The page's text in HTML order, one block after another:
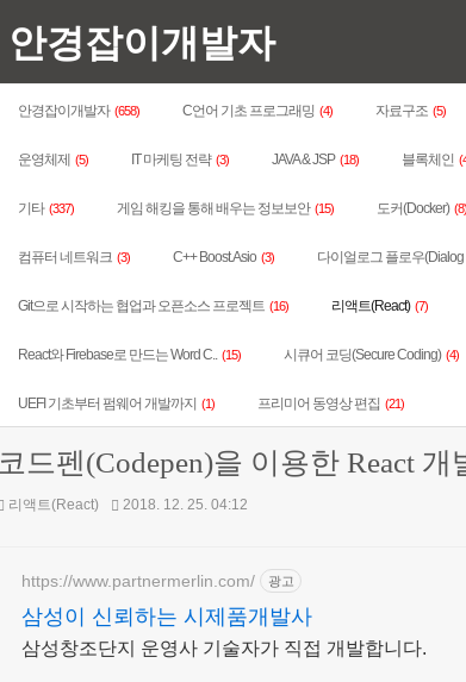
안경잡이개발자
안경잡이개발자 (658) C언어 기초 프로그래밍 (4) 자료구조 (5)
운영체제 (5) IT 마케팅 전략 (3) JAVA & JSP (18) 블록체인
기타 (337) 게임 해킹을 통해 배우는 정보보안 (15) 도커(Docker) (8)
컴퓨터 네트워크 (3) C++ Boost.Asio (3) 다이얼로그 플로우(Dialog
Git으로 시작하는 협업과 오픈소스 프로젝트 (16) 리액트(React) (7)
React와 Firebase로 만드는 Word C.. (15) 시큐어 코딩(Secure Coding) (4)
UEFI 기초부터 펌웨어 개발까지 (1) 프리미어 동영상 편집 (21)
코드펜(Codepen)을 이용한 React 개
리액트(React) 2018. 12. 25. 04:12
https://www.partnermerlin.com/ 광고
삼성이 신뢰하는 시제품개발사
삼성창조단지 운영사 기술자가 직접 개발합니다.